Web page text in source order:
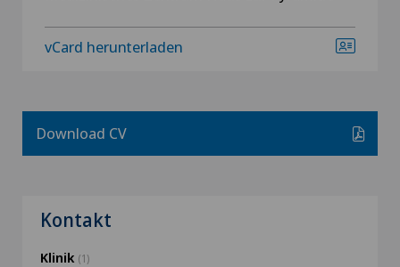
vCard herunterladen
Download CV
Kontakt
Klinik (1)